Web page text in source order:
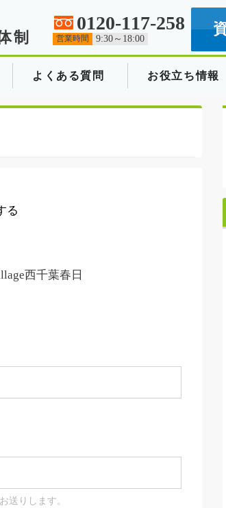
制
0120-117-258
営業時間 9:30～18:00
よくある質問 お役立ち情報
る
西千葉春日
送りします。